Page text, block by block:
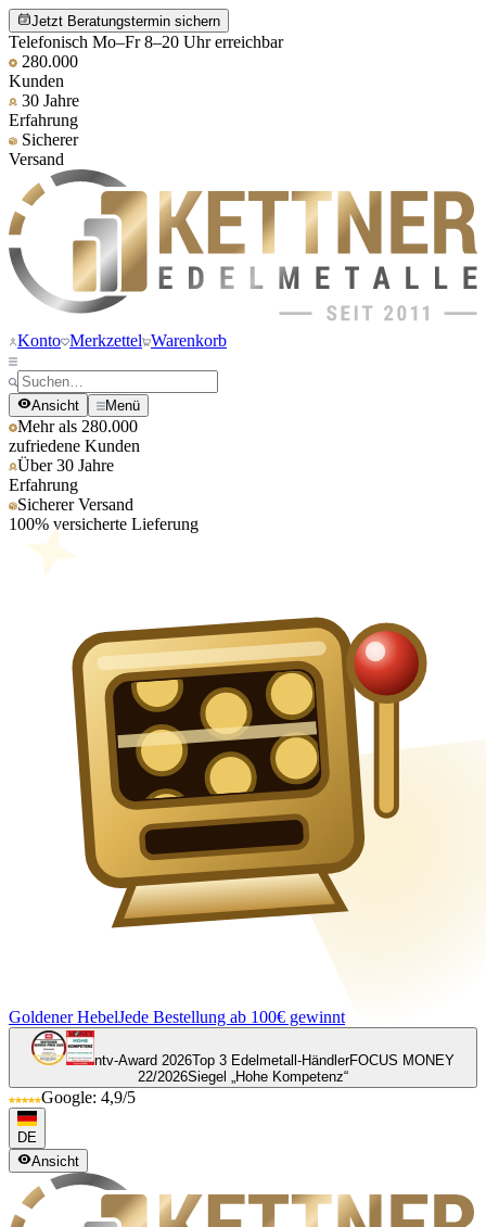
Jetzt Beratungstermin sichern
Telefonisch Mo–Fr 8–20 Uhr erreichbar
280.000
Kunden
30 Jahre
Erfahrung
Sicherer
Versand
Konto Merkzettel Warenkorb
Ansicht Menü
Mehr als 280.000
zufriedene Kunden
Über 30 Jahre
Erfahrung
Sicherer Versand
100% versicherte Lieferung
Goldener HebelJede Bestellung ab 100€ gewinnt
ntv-Award 2026Top 3 Edelmetall-HändlerFOCUS MONEY
22/2026Siegel „Hohe Kompetenz“
Google: 4,9/5
DE
Ansicht